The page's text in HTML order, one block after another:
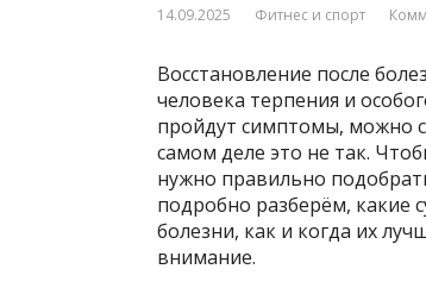
14.09.2025 Фитнес и спорт
Восстановление после
человека терпения и
пройдут симптомы, можно
самом деле это не так.
нужно правильно
подробно разберём, какие
болезни, как и когда их
внимание.